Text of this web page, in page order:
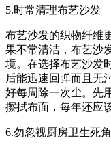
5.时常清理布艺沙发
布艺沙发的织物纤维
果不常清洁，布艺沙
境。在选择布艺沙发
后能迅速回弹而且无
好每周除一次尘。先
擦拭布面，每年还应
6.勿忽视厨房卫生死角